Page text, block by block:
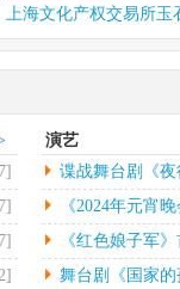
社
中
光
（
文
文化产权交易所玉石
交易中...
演艺
谍战舞台剧《
《2024年元宵
《红色娘子军
舞台剧《国家